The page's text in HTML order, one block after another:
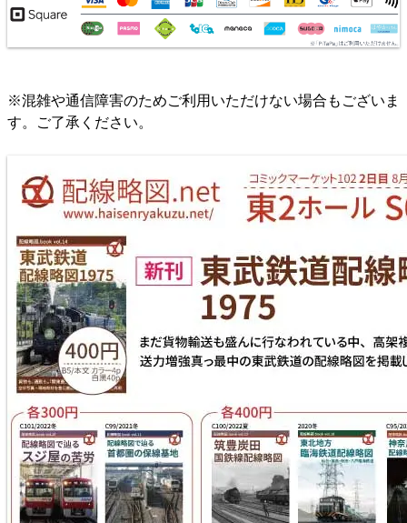
配線略図で辿る首都圏の保線基地
楽天市場 書泉
東北地方臨海鉄道配線略図 福島・仙台・秋田・八戸
臨海鉄道
※混雑や通信障害のためご利用いただけない場合もございま
す。ご了承ください。